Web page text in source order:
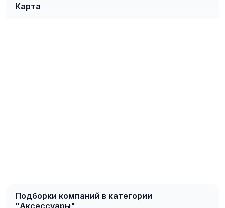
Карта
Подборки компаний в категории
"Аксессуары"